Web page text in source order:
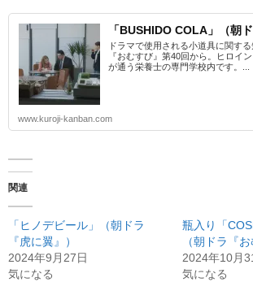
「BUSHIDO COLA」（朝
ドラマで使用される小道具に関す
『おむすび』第40回から。ヒロイ
が通う栄養士の専門学校内です。...
www.kuroji-kanban.com
関連
「ヒノデビール」（朝ドラ
『虎に翼』）
2024年9月27日
気になる
瓶入り「
（朝ドラ『
2024年10月
気になる